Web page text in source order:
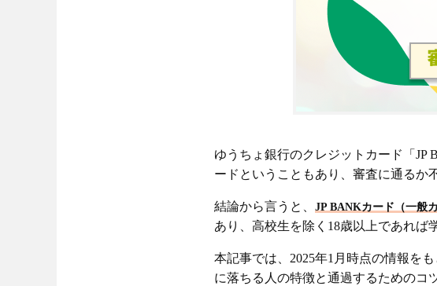
ゆうちょ銀行のクレジットカード「
ードということもあり、審査に通るか
結論から言うと、 JP BANKカード（一般
あり、高校生を除く18歳以上であれば
本記事では、2025年1月時点の情報を
に落ちる人の特徴と通過するためのコ